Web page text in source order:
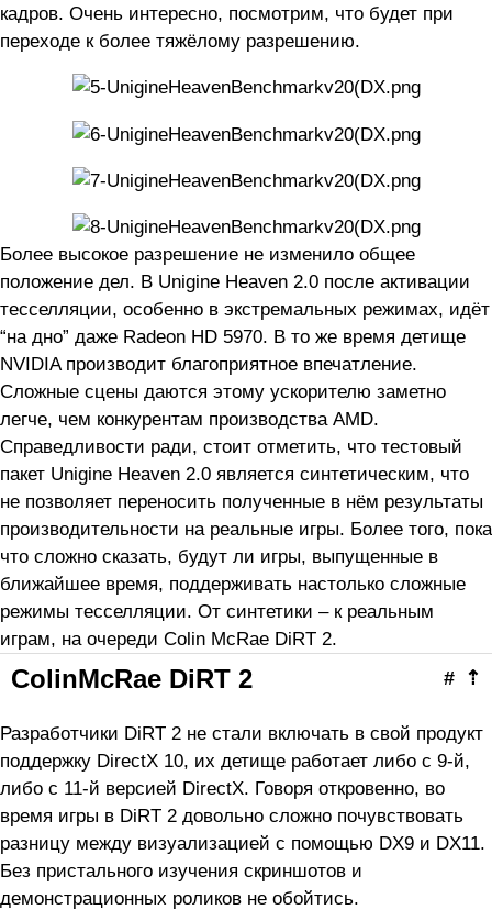
кадров. Очень интересно, посмотрим, что будет при
переходе к более тяжёлому разрешению.
Более высокое разрешение не изменило общее
положение дел. В Unigine Heaven 2.0 после активации
тесселляции, особенно в экстремальных режимах, идёт
“на дно” даже Radeon HD 5970. В то же время детище
NVIDIA производит благоприятное впечатление.
Сложные сцены даются этому ускорителю заметно
легче, чем конкурентам производства AMD.
Справедливости ради, стоит отметить, что тестовый
пакет Unigine Heaven 2.0 является синтетическим, что
не позволяет переносить полученные в нём результаты
производительности на реальные игры. Более того, пока
что сложно сказать, будут ли игры, выпущенные в
ближайшее время, поддерживать настолько сложные
режимы тесселляции. От синтетики – к реальным
играм, на очереди Colin McRae DiRT 2.
⇡
#
ColinMcRae DiRT 2
Разработчики DiRT 2 не стали включать в свой продукт
поддержку DirectX 10, их детище работает либо с 9-й,
либо с 11-й версией DirectX. Говоря откровенно, во
время игры в DiRT 2 довольно сложно почувствовать
разницу между визуализацией с помощью DX9 и DX11.
Без пристального изучения скриншотов и
демонстрационных роликов не обойтись.